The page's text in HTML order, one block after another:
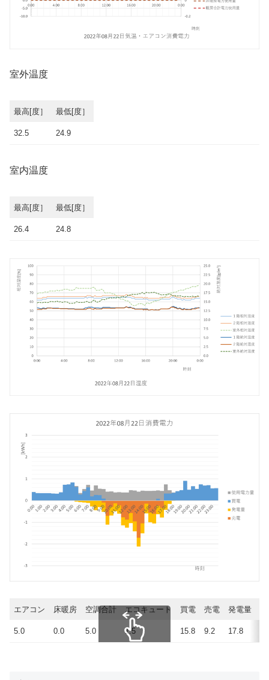
室外温度
最高[度］ 最低[度］
32.5 24.9
室内温度
最高[度］ 最低[度］
26.4 24.8
エアコン 床暖房 空調合計 エコキュート 買電 売電 発電量
5.0 0.0 5.0 1.5 15.8 9.2 17.8